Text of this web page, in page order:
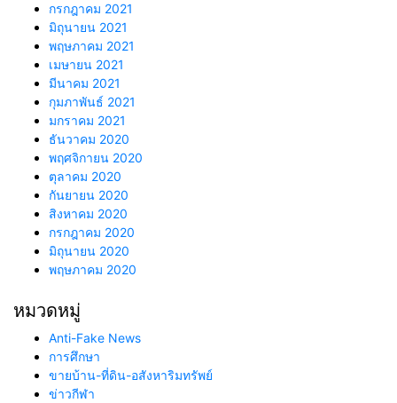
กรกฎาคม 2021
มิถุนายน 2021
พฤษภาคม 2021
เมษายน 2021
มีนาคม 2021
กุมภาพันธ์ 2021
มกราคม 2021
ธันวาคม 2020
พฤศจิกายน 2020
ตุลาคม 2020
กันยายน 2020
สิงหาคม 2020
กรกฎาคม 2020
มิถุนายน 2020
พฤษภาคม 2020
หมวดหมู่
Anti-Fake News
การศึกษา
ขายบ้าน-ที่ดิน-อสังหาริมทรัพย์
ข่าวกีฬา